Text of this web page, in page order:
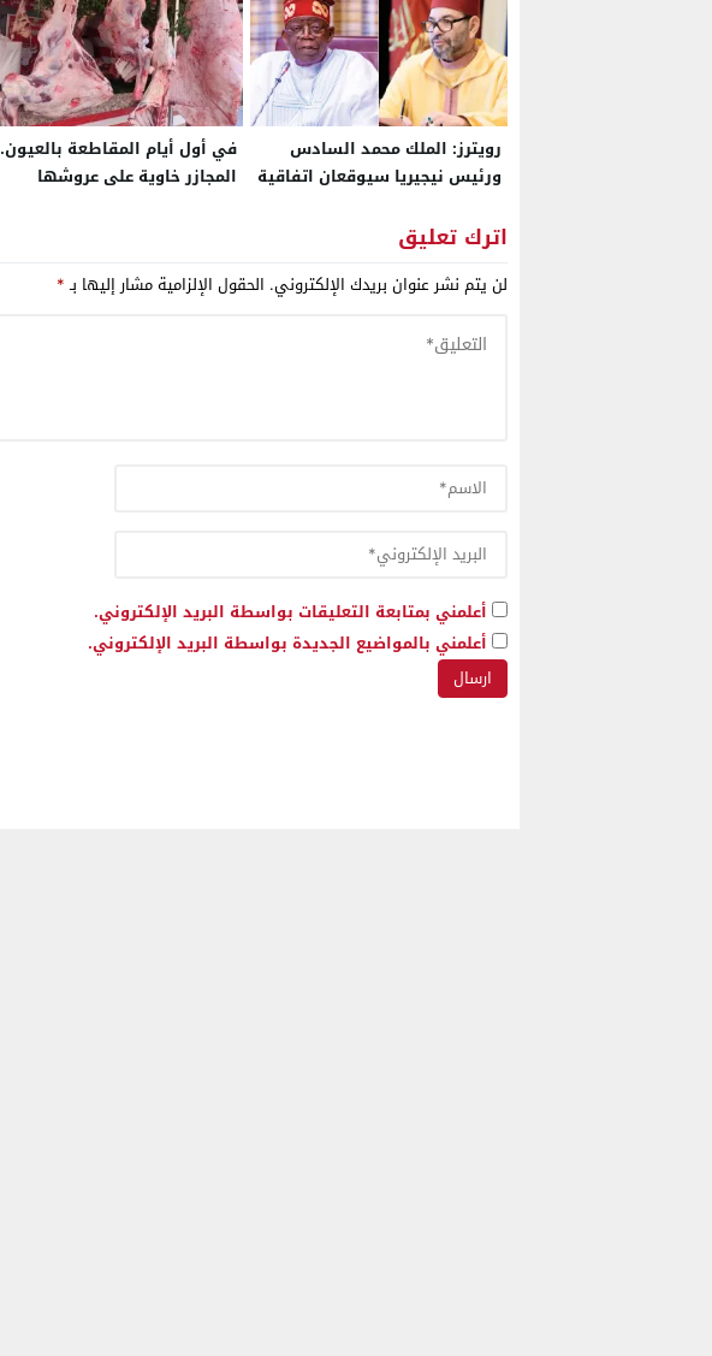
رويترز: الملك محمد السادس
ورئيس نيجيريا سيوقعان اتفاقية
مليار دولار خلال الربع الأخير من
2026
في أول أيام المقاطعة بالعيون.
المجازر خاوية على عروشها
اترك تعليق
لن يتم نشر عنوان بريدك الإلكتروني. الحقول الإلزامية مشار إليها بـ*
أعلمني بمتابعة التعليقات بواسطة البريد الإلكتروني.
أعلمني بالمواضيع الجديدة بواسطة البريد الإلكتروني.